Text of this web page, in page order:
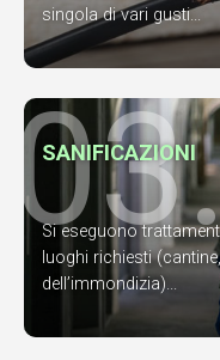
singola di vari gusti...
SANIFICAZIONI
Si eseguono
luoghi richiesti
dell’immondizia)...